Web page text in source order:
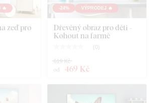
🔥
zeď pro
-24% VÝPRODEJ 🔥
Dřevěný obraz pro děti -
Kohout na farmě
( 0)
od 469 Kč
619 Kč